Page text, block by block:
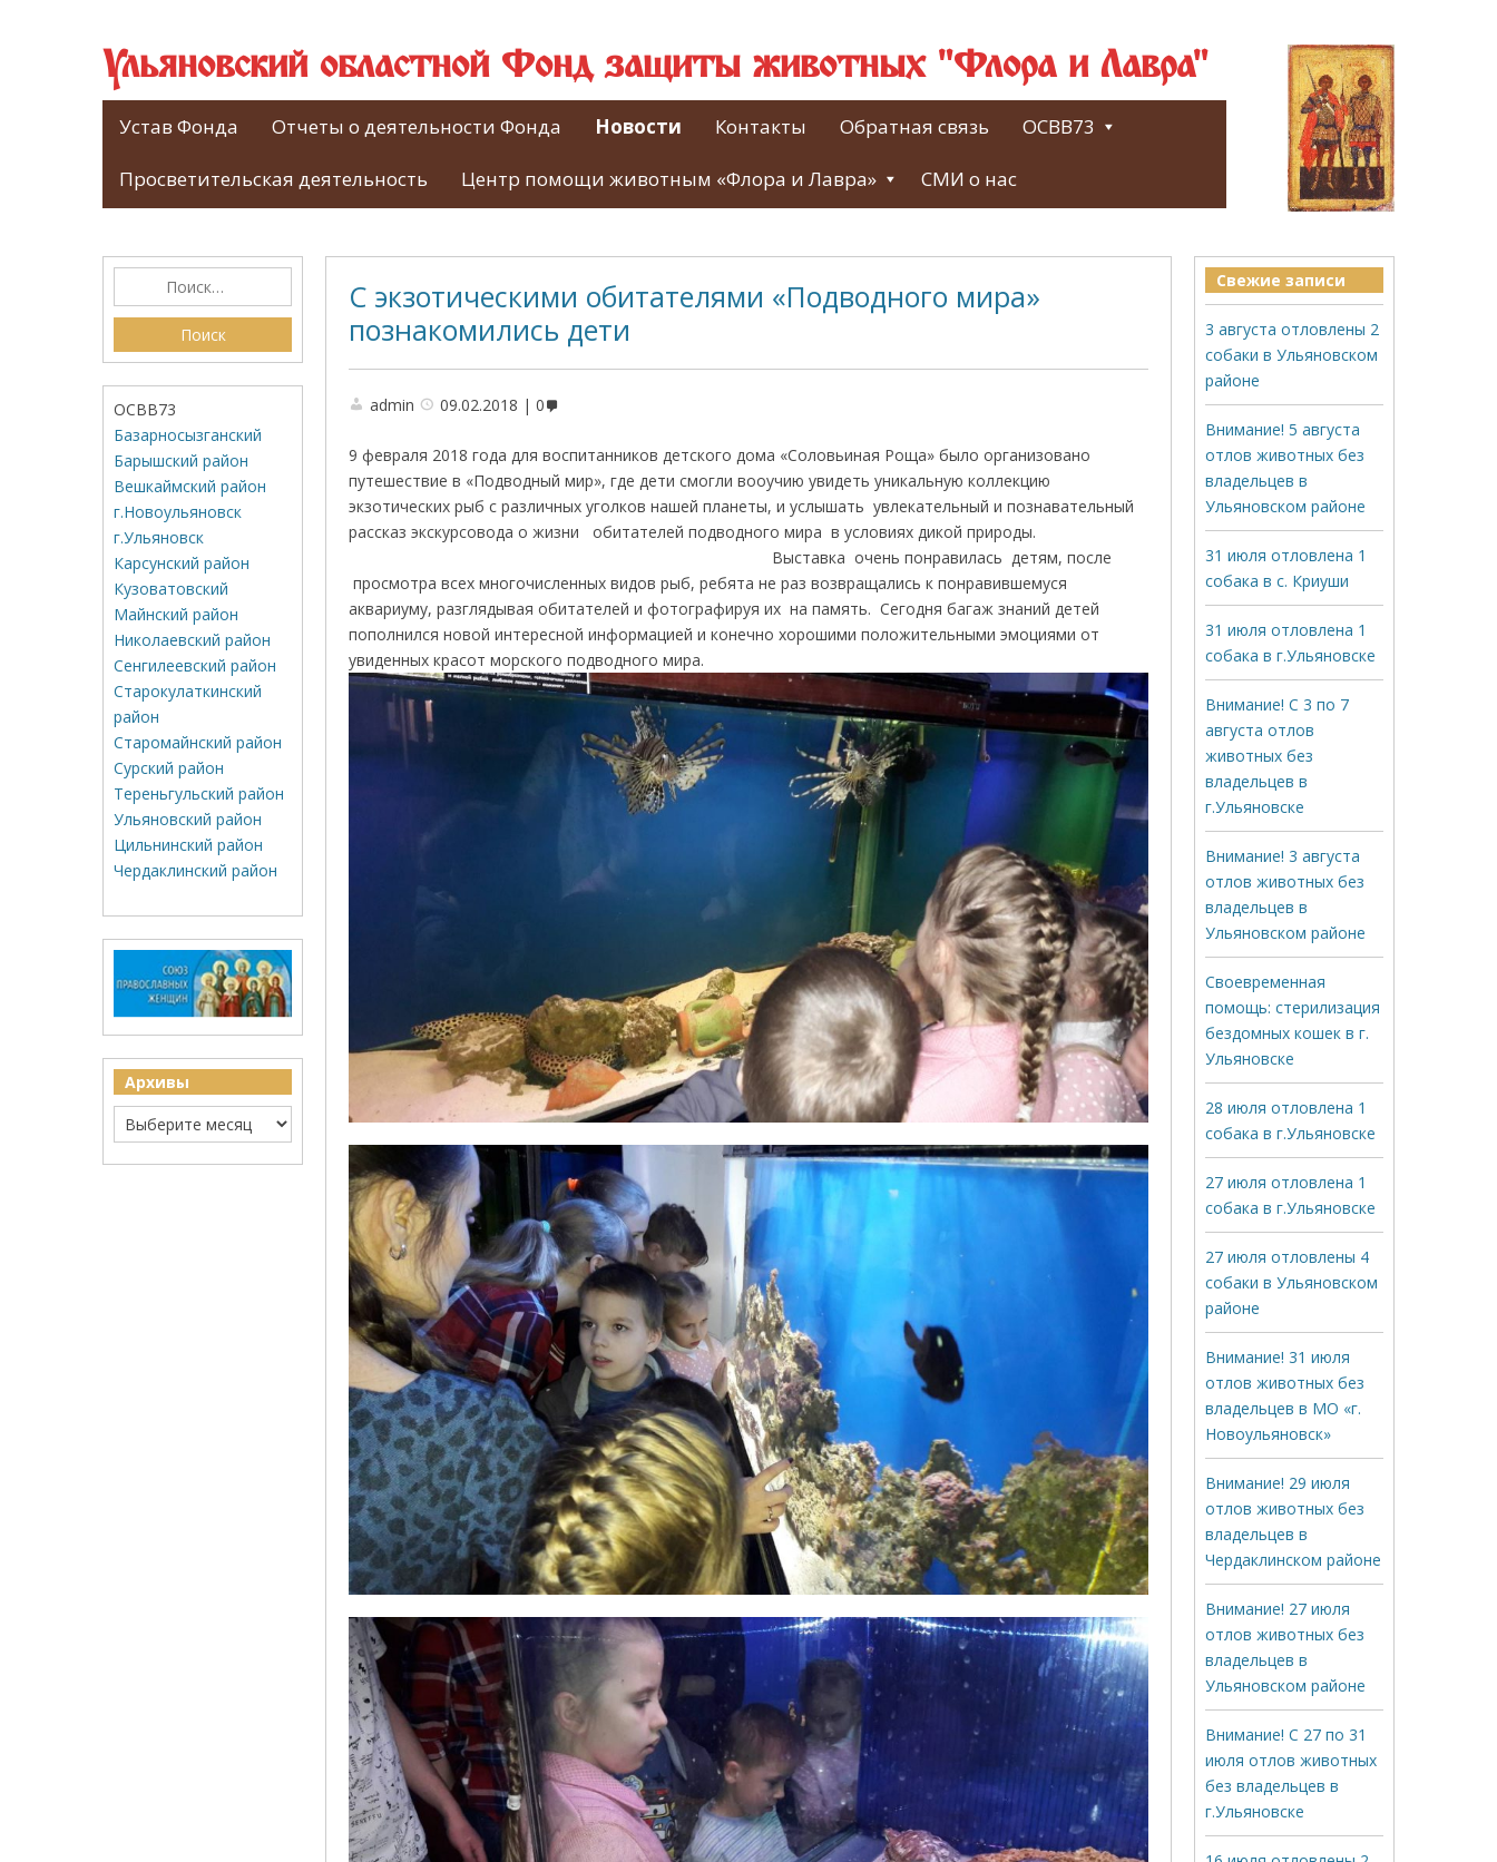
Ульяновский областной Фонд защиты животных "Флора и Лавра"
Устав Фонда Отчеты о деятельности Фонда Новости Контакты Обратная связь ОСВВ73
Просветительская деятельность Центр помощи животным «Флора и Лавра» СМИ о нас
С экзотическими обитателями «Подводного мира»
познакомились дети
admin 09.02.2018 0
9 февраля 2018 года для воспитанников детского дома «Соловьиная Роща» было организовано
путешествие в «Подводный мир», где дети смогли вооучию увидеть уникальную коллекцию
экзотических рыб с различных уголков нашей планеты, и услышать увлекательный и познавательный
рассказ экскурсовода о жизни обитателей подводного мира в условиях дикой природы.
Выставка очень понравилась детям, после
просмотра всех многочисленных видов рыб, ребята не раз возвращались к понравившемуся
аквариуму, разглядывая обитателей и фотографируя их на память. Сегодня багаж знаний детей
пополнился новой интересной информацией и конечно хорошими положительными эмоциями от
увиденных красот морского подводного мира.
ОСВВ73
Базарносызганский
Барышский район
Вешкаймский район
г.Новоульяновск
г.Ульяновск
Карсунский район
Кузоватовский
Майнский район
Николаевский район
Сенгилеевский район
Старокулаткинский
район
Старомайнский район
Сурский район
Тереньгульский район
Ульяновский район
Цильнинский район
Чердаклинский район
Архивы
Свежие записи
3 августа отловлены 2
собаки в Ульяновском
районе
Внимание! 5 августа
отлов животных без
владельцев в
Ульяновском районе
31 июля отловлена 1
собака в с. Криуши
31 июля отловлена 1
собака в г.Ульяновске
Внимание! С 3 по 7
августа отлов
животных без
владельцев в
г.Ульяновске
Внимание! 3 августа
отлов животных без
владельцев в
Ульяновском районе
Своевременная
помощь: стерилизация
бездомных кошек в г.
Ульяновске
28 июля отловлена 1
собака в г.Ульяновске
27 июля отловлена 1
собака в г.Ульяновске
27 июля отловлены 4
собаки в Ульяновском
районе
Внимание! 31 июля
отлов животных без
владельцев в МО «г.
Новоульяновск»
Внимание! 29 июля
отлов животных без
владельцев в
Чердаклинском районе
Внимание! 27 июля
отлов животных без
владельцев в
Ульяновском районе
Внимание! С 27 по 31
июля отлов животных
без владельцев в
г.Ульяновске